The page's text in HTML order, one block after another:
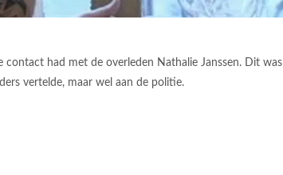
had met de overleden Nathalie Janssen. Dit was
vertelde, maar wel aan de politie.